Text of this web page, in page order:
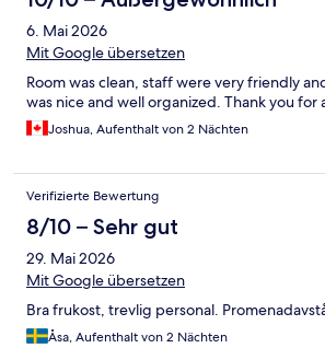
6. Mai 2026
Mit Google übersetzen
Room was clean, staff were very friendly
was nice and well organized. Thank you for
Joshua, Aufenthalt von 2 Nächten
Verifizierte Bewertung
8/10 – Sehr gut
29. Mai 2026
Mit Google übersetzen
Bra frukost, trevlig personal.
Åsa, Aufenthalt von 2 Nächten